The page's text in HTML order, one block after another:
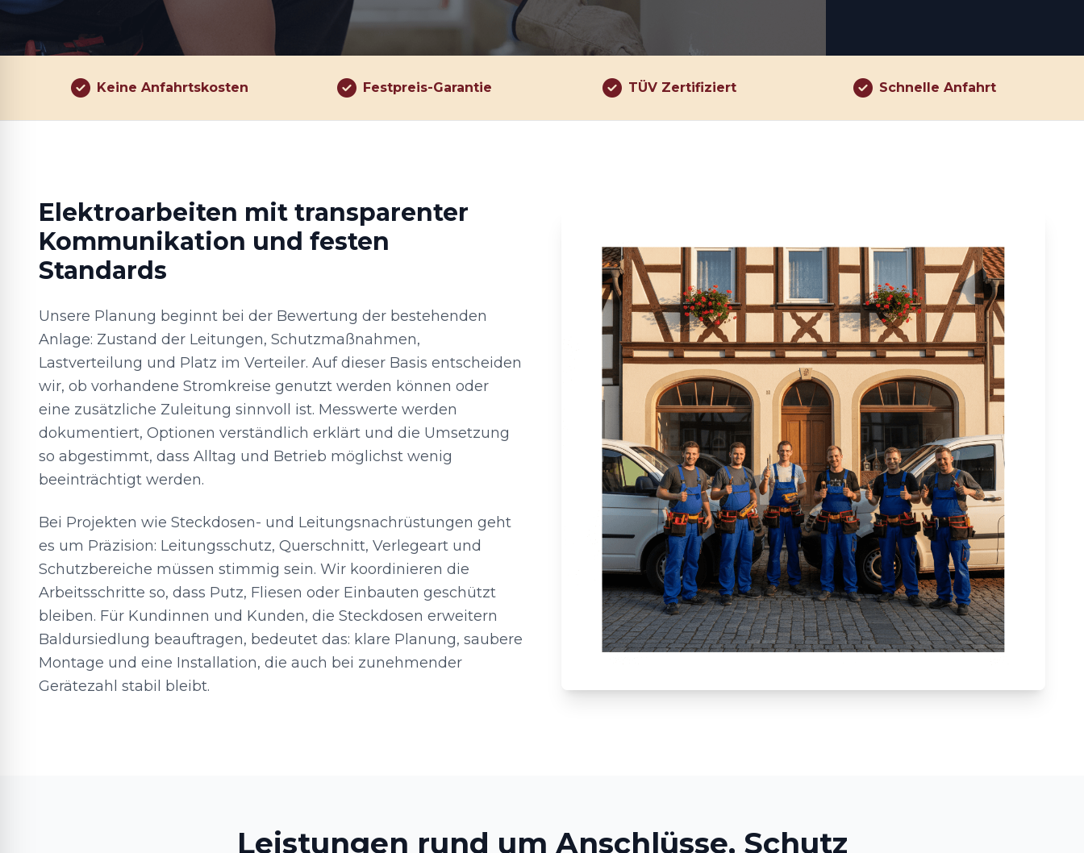
Keine Anfahrtskosten Festpreis-Garantie TÜV Zertifiziert Schnelle Anfahrt
Elektroarbeiten mit transparenter
Kommunikation und festen
Standards
Unsere Planung beginnt bei der Bewertung der bestehenden
Anlage: Zustand der Leitungen, Schutzmaßnahmen,
Lastverteilung und Platz im Verteiler. Auf dieser Basis entscheiden
wir, ob vorhandene Stromkreise genutzt werden können oder
eine zusätzliche Zuleitung sinnvoll ist. Messwerte werden
dokumentiert, Optionen verständlich erklärt und die Umsetzung
so abgestimmt, dass Alltag und Betrieb möglichst wenig
beeinträchtigt werden.
Bei Projekten wie Steckdosen- und Leitungsnachrüstungen geht
es um Präzision: Leitungsschutz, Querschnitt, Verlegeart und
Schutzbereiche müssen stimmig sein. Wir koordinieren die
Arbeitsschritte so, dass Putz, Fliesen oder Einbauten geschützt
bleiben. Für Kundinnen und Kunden, die Steckdosen erweitern
Baldursiedlung beauftragen, bedeutet das: klare Planung, saubere
Montage und eine Installation, die auch bei zunehmender
Gerätezahl stabil bleibt.
Leistungen rund um Anschlüsse, Schutz